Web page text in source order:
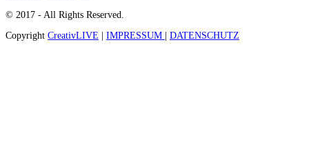
© 2017 - All Rights Reserved.
Copyright CreativLIVE IMPRESSUM DATENSCHUTZ